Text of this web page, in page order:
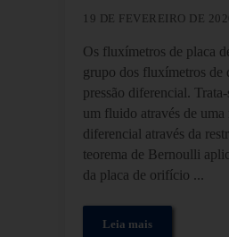
19 DE FEVEREIRO DE
Os fluxímetros de placa
grupo dos fluxímetros de
pressão diferencial.
um fluido através de uma
diferencial através da
teorema de Bernoulli
da placa de orifício ...
Leia maisFluxómetros de